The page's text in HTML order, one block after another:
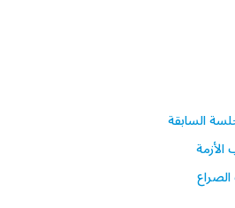
السابقة